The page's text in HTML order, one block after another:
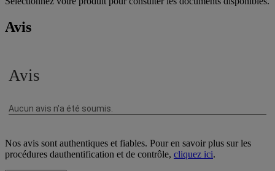
Avis
Nos avis sont authentiques et fiables. Pour en savoir plus sur les
procédures dauthentification et de contrôle, cliquez ici.